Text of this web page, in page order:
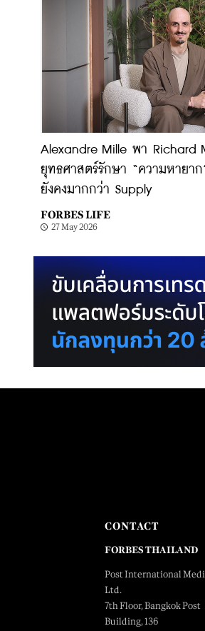
Alexandre Mille พา
ยุทธศาสตร์รักษา “ความหายา
ยังคงมากกว่า Supply
FORBES LIFE
27 May 2026
CONTACT
FORBES THAILAND
Post International
Ltd.
7th Floor, Bangkok Post
Building, 136